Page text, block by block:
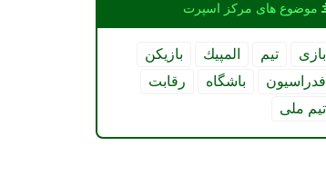
موضوع های مركز اسپرت
بازی تیم المپیك
بازیكن
فدراسیون
باشگاه
رقابت
تیم ملی